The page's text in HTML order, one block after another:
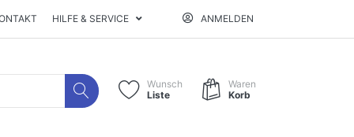
HILFE & SERVICE ANMELDEN
Wunsch
Liste
Waren
Korb